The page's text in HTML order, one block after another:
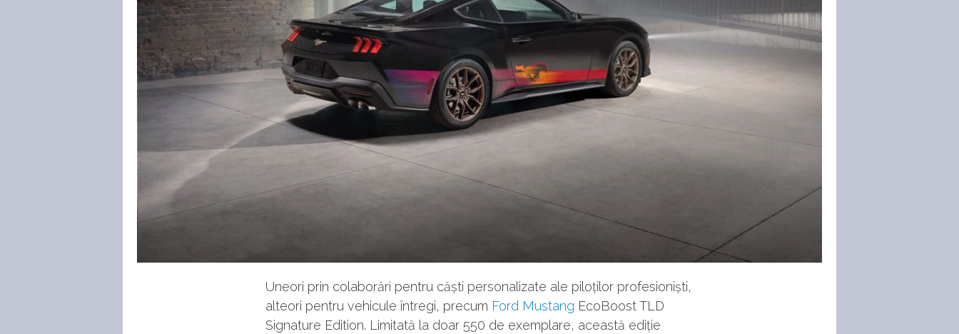
Uneori prin colaborări pentru căști personalizate ale piloților profesioniști,
alteori pentru vehicule întregi, precum Ford Mustang EcoBoost TLD
Signature Edition. Limitată la doar 550 de exemplare, această ediție